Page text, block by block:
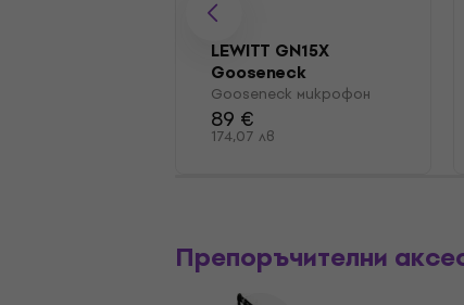
LEWITT GN15X
Gooseneck
микрофон
Gooseneck микрофон
89 €
174,07 лв
Препоръчителни